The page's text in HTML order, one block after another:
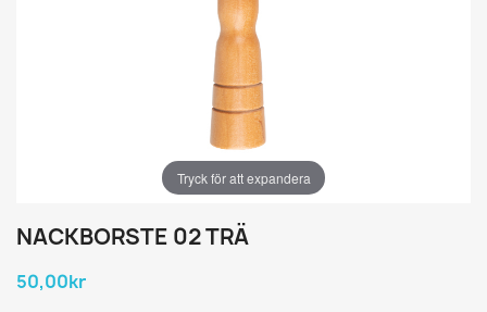
Tryck för att expandera
NACKBORSTE 02 TRÄ
50,00kr